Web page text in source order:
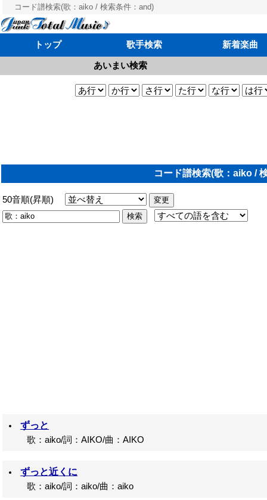
コード譜検索(歌：aiko / 検索条件：and)
トップ 歌手検索 新着楽曲
あいまい検索
コード譜検索(歌：aiko /
50音順(昇順)
ずっと
歌：aiko/詞：AIKO/曲：AIKO
ずっと近くに
歌：aiko/詞：aiko/曲：aiko